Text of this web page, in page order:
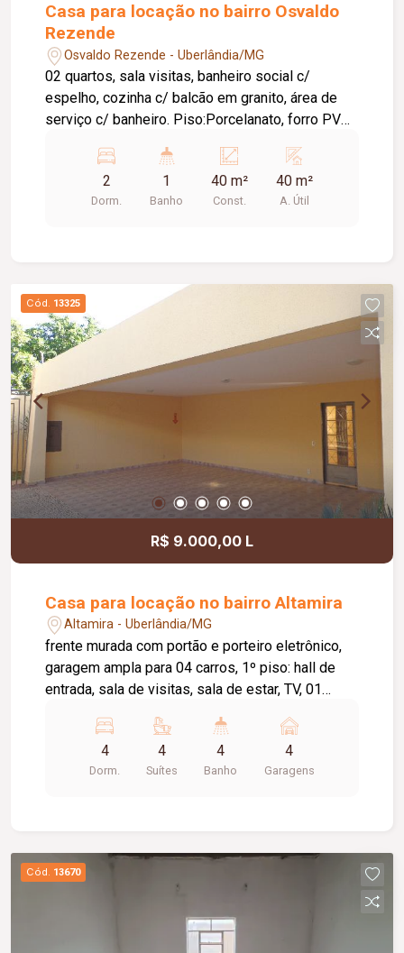
Casa para locação no bairro Osvaldo
Rezende
Osvaldo Rezende - Uberlândia/MG
02 quartos, sala visitas, banheiro social c/
espelho, cozinha c/ balcão em granito, área de
serviço c/ banheiro. Piso:Porcelanato, forro PVC.
2
Dorm.
1
Banho
40 m²
Const.
40 m²
A. Útil
Cód. 13325
R$ 9.000,00 L
Casa para locação no bairro Altamira
Altamira - Uberlândia/MG
frente murada com portão e porteiro eletrônico,
garagem ampla para 04 carros, 1º piso: hall de
entrada, sala de visitas, sala de estar, TV, 01
fogão, 2º piso: sala intima, hall com roupeiro,
lavabo, 04 suítes com closet box em vidro
temperado e armário sob pia sendo 01 suíte
03 banheiros externos, salão com churrasqueira,
piscina, jardim. Apróx. 799,92m² Terreno:
4
Dorm.
4
Suítes
4
Banho
4
Garagens
Cód. 13670